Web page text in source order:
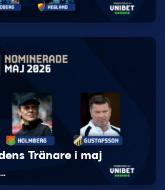
Tränare i maj